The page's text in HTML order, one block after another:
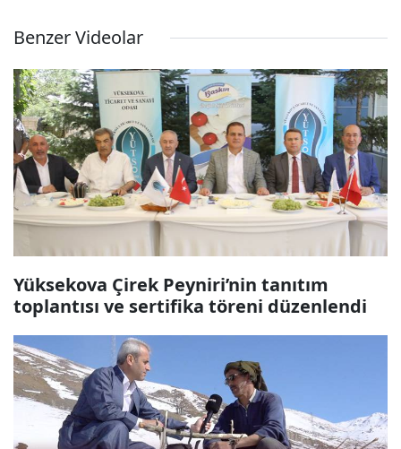
Benzer Videolar
Yüksekova Çirek Peyniri’nin tanıtım
toplantısı ve sertifika töreni düzenlendi